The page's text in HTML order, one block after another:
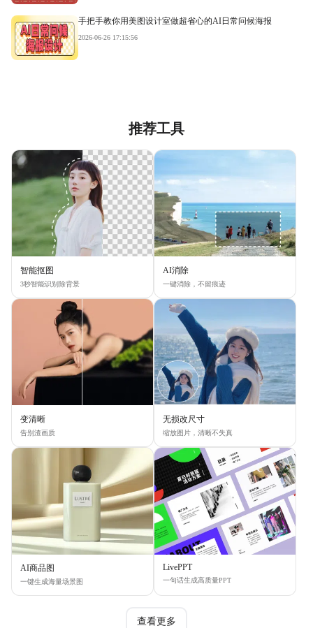
手把手教你用美图设计室做超省心的AI日常问候海报
2026-06-26 17:15:56
推荐工具
智能抠图
3秒智能识别除背景
AI消除
一键消除，不留痕迹
变清晰
告别渣画质
无损改尺寸
缩放图片，清晰不失真
AI商品图
一键生成海量场景图
LivePPT
一句话生成高质量PPT
查看更多